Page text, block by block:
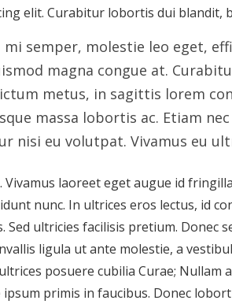
elit. Curabitur lobortis dui blandit,
mi semper, molestie leo eget,
magna congue at.
metus, in sagittis lorem
massa lobortis ac. Etiam
nisi eu volutpat. Vivamus eu
Vivamus laoreet eget augue id
nunc. In ultrices eros lectus, id
ultricies facilisis pretium. Donec
ligula ut ante molestie, a
posuere cubilia Curae;
ipsum primis in faucibus. Donec